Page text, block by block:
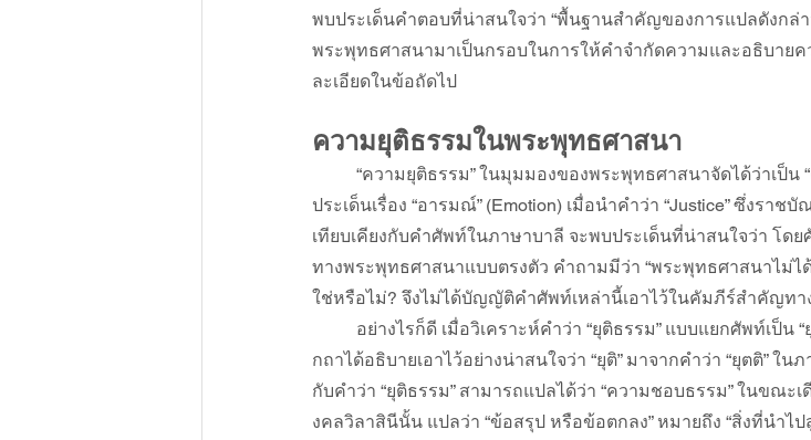
พบประเด็นคำตอบที่น่าสนใจว่า “พื้นฐานสำคัญของการแปลดังก
พระพุทธศาสนามาเป็นกรอบในการให้คำจำกัดความและอธิบายค
ละเอียดในข้อถัดไป
ความยุติธรรมในพระพุทธศาสนา
“ความยุติธรรม” ในมุมมองของพระพุทธศาสนาจัดได้ว่าเป็
ประเด็นเรื่อง “อารมณ์” (Emotion) เมื่อนำคำว่า “Justice” ซึ่งรา
เทียบเคียงกับคำศัพท์ในภาษาบาลี จะพบประเด็นที่น่าสนใจว่า โ
ทางพระพุทธศาสนาแบบตรงตัว คำถามมีว่า “พระพุทธศาสนาไม่
ใช่หรือไม่? จึงไม่ได้บัญญัติคำศัพท์เหล่านี้เอาไว้ในคัมภีร์สำคัญท
อย่างไรก็ดี เมื่อวิเคราะห์คำว่า “ยุติธรรม” แบบแยกศัพท์เป็น
กถาได้อธิบายเอาไว้อย่างน่าสนใจว่า “ยุติ” มาจากคำว่า “ยุตติ” ใ
กับคำว่า “ยุติธรรม” สามารถแปลได้ว่า “ความชอบธรรม” ในขณ
งคลวิลาสินีนั้น แปลว่า “ข้อสรุป หรือข้อตกลง” หมายถึง “สิ่งที่นำไ